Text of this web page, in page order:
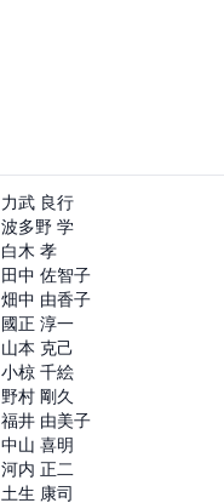
力武 良行
波多野 学
白木 孝
田中 佐智子
畑中 由香子
國正 淳一
山本 克己
小椋 千絵
野村 剛久
福井 由美子
中山 喜明
河内 正二
土生 康司